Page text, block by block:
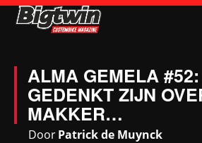
ALMA GEMELA
GEDENKT ZIJN
MAKKER…
DoorPatrick de Muynck